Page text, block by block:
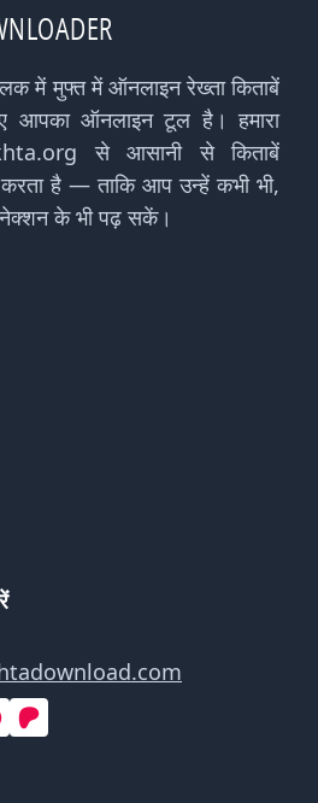
में मुफ्त में ऑनलाइन रेख्ता किताबें
आपका ऑनलाइन टूल है। हमारा
से आसानी से किताबें
है — ताकि आप उन्हें कभी भी,
के भी पढ़ सकें।